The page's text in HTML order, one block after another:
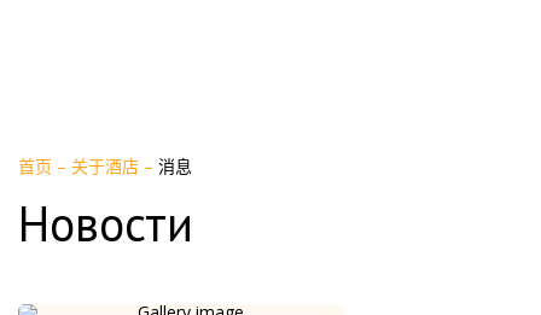
首页 – 关于酒店 – 消息
Новости